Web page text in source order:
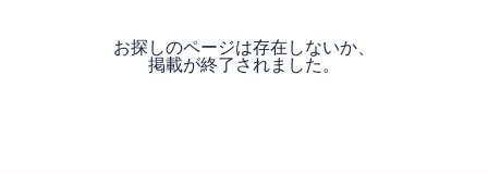
お探しのページは存在しないか、
掲載が終了されました。